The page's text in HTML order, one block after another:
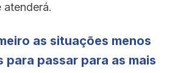
atenderá.
as situações menos
para passar para as mais